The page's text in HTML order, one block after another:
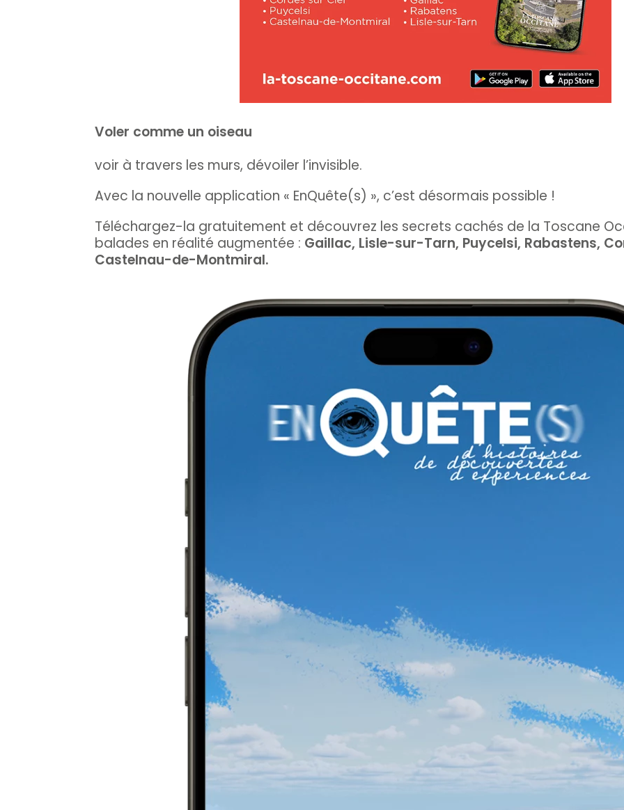
Voler comme un oiseau
voir à travers les murs, dévoiler l’invisible.
Avec la nouvelle application « EnQuête(s) », c’est désormais possible !
Téléchargez-la gratuitement et découvrez les secrets cachés de la Toscane
balades en réalité augmentée : Gaillac, Lisle-sur-Tarn, Puycelsi, Rabastens,
Castelnau-de-Montmiral.